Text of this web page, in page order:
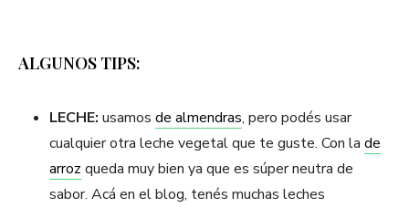
ALGUNOS TIPS:
LECHE: usamos de almendras, pero podés usar
cualquier otra leche vegetal que te guste. Con la de
arroz queda muy bien ya que es súper neutra de
sabor. Acá en el blog, tenés muchas leches